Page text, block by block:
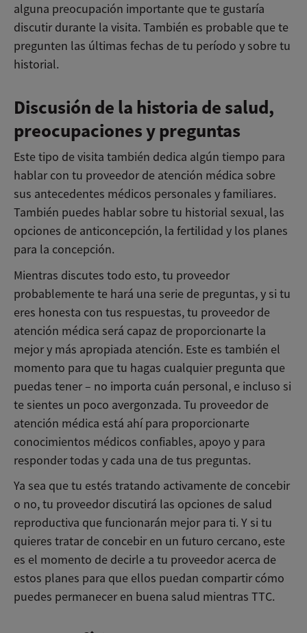
alguna preocupación importante que te gustaría
discutir durante la visita. También es probable que te
pregunten las últimas fechas de tu período y sobre tu
historial.
Discusión de la historia de salud,
preocupaciones y preguntas
Este tipo de visita también dedica algún tiempo para
hablar con tu proveedor de atención médica sobre
sus antecedentes médicos personales y familiares.
También puedes hablar sobre tu historial sexual, las
opciones de anticoncepción, la fertilidad y los planes
para la concepción.
Mientras discutes todo esto, tu proveedor
probablemente te hará una serie de preguntas, y si tu
eres honesta con tus respuestas, tu proveedor de
atención médica será capaz de proporcionarte la
mejor y más apropiada atención. Este es también el
momento para que tu hagas cualquier pregunta que
puedas tener – no importa cuán personal, e incluso si
te sientes un poco avergonzada. Tu proveedor de
atención médica está ahí para proporcionarte
conocimientos médicos confiables, apoyo y para
responder todas y cada una de tus preguntas.
Ya sea que tu estés tratando activamente de concebir
o no, tu proveedor discutirá las opciones de salud
reproductiva que funcionarán mejor para ti. Y si tu
quieres tratar de concebir en un futuro cercano, este
es el momento de decirle a tu proveedor acerca de
estos planes para que ellos puedan compartir cómo
puedes permanecer en buena salud mientras TTC.